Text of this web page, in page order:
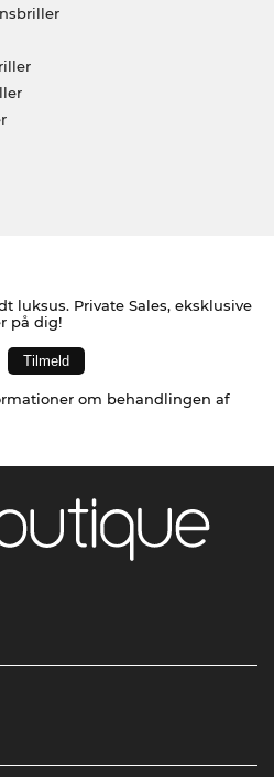
luksus. Private Sales, eksklusive
på dig!
om behandlingen af